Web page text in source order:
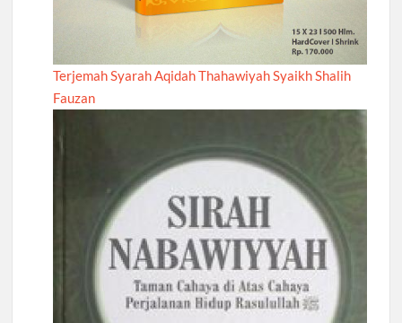
Terjemah Syarah Aqidah Thahawiyah Syaikh Shalih
Fauzan